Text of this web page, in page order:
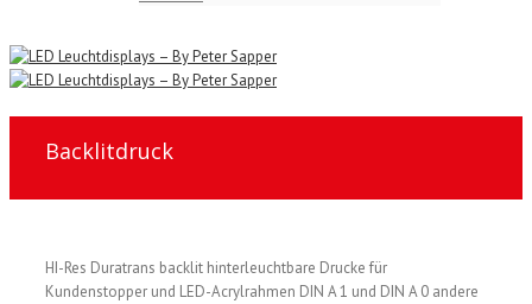
Backlitdruck
HI-Res Duratrans backlit hinterleuchtbare Drucke für
Kundenstopper und LED-Acrylrahmen DIN A 1 und DIN A 0 andere